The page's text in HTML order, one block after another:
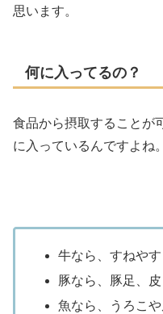
思います。
何に入ってるの？
食品から摂取することが
に入っているんですよね。
牛なら、すねやす
豚なら、豚足、皮
魚なら、うろこや